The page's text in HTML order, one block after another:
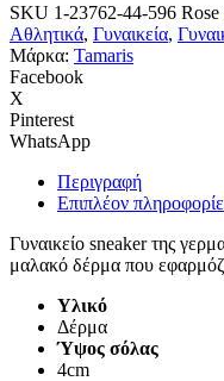
SKU 1-23762-44-596
Αθλητικά, Γυναικεία,
Μάρκα: Tamaris
Facebook
X
Pinterest
WhatsApp
Περιγραφή
Επιπλέον
Γυναικείο sneaker της
μαλακό δέρμα που
Υλικό
Δέρμα
Ύψος σόλας
4cm